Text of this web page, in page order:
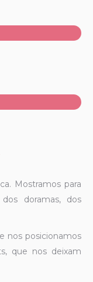
Mostramos para
doramas, dos
nos posicionamos
que nos deixam